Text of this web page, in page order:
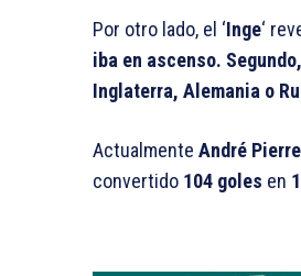
Por otro lado, el ‘Inge‘
iba en ascenso.
Inglaterra, Alemania o
Actualmente André
convertido 104 goles en